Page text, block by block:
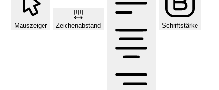
Mauszeiger Zeichenabstand Schriftstärke